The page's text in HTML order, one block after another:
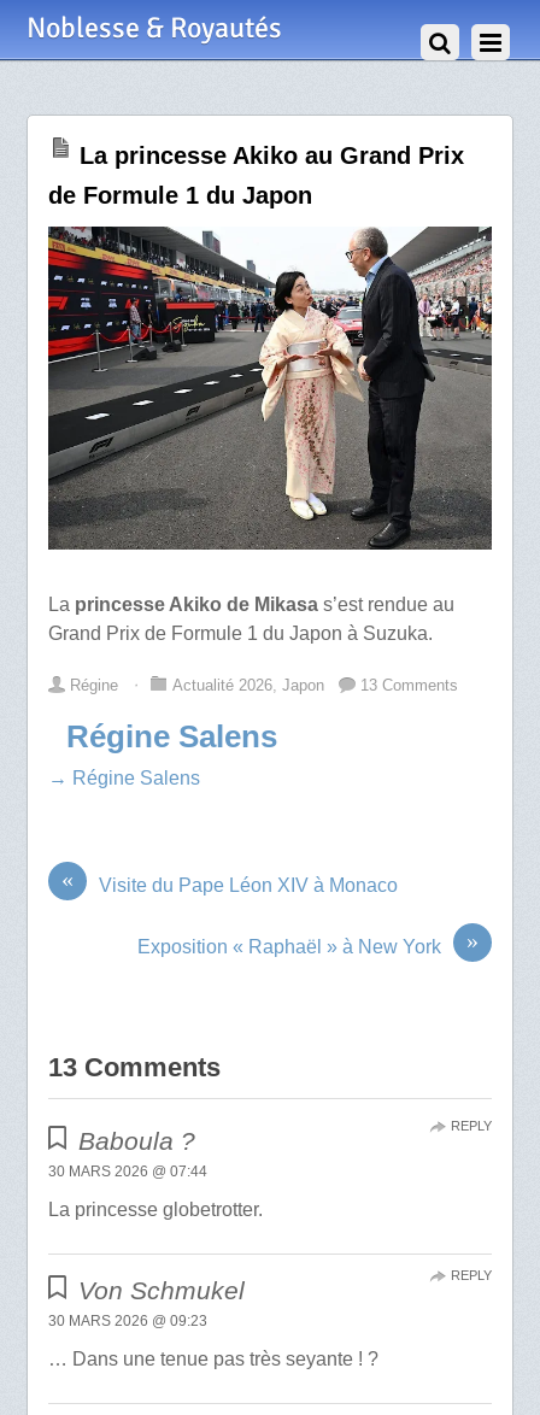
Noblesse & Royautés
La princesse Akiko au Grand Prix
de Formule 1 du Japon
La princesse Akiko de Mikasas’est rendue au
Grand Prix de Formule 1 du Japon à Suzuka.
Régine ⋅ Actualité 2026, Japon 13 Comments
Régine Salens
→ Régine Salens
« Visite du Pape Léon XIV à Monaco
»
Exposition « Raphaël » à New York
13 Comments
Baboula ?
30 MARS 2026 @ 07:44
La princesse globetrotter.
REPLY
Von Schmukel
30 MARS 2026 @ 09:23
… Dans une tenue pas très seyante ! ?
REPLY